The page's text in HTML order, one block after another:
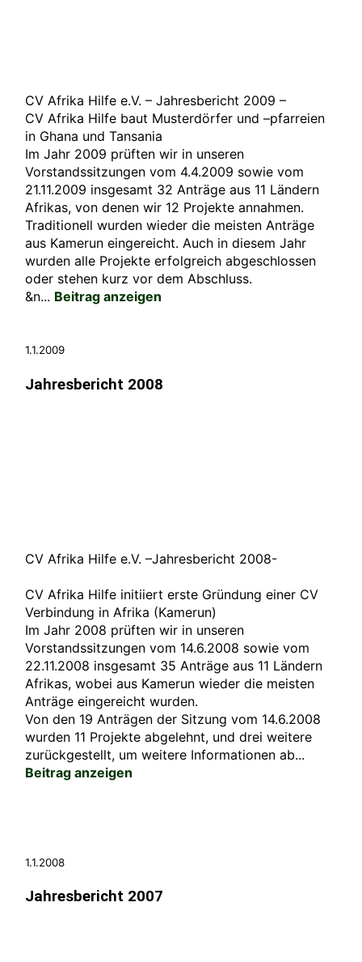
CV Afrika Hilfe e.V. – Jahresbericht 2009 –
CV Afrika Hilfe baut Musterdörfer und –pfarreien
in Ghana und Tansania
Im Jahr 2009 prüften wir in unseren
Vorstandssitzungen vom 4.4.2009 sowie vom
21.11.2009 insgesamt 32 Anträge aus 11 Ländern
Afrikas, von denen wir 12 Projekte annahmen.
Traditionell wurden wieder die meisten Anträge
aus Kamerun eingereicht. Auch in diesem Jahr
wurden alle Projekte erfolgreich abgeschlossen
oder stehen kurz vor dem Abschluss.
&n... Beitrag anzeigen
1.1.2009
Jahresbericht 2008
CV Afrika Hilfe e.V. –Jahresbericht 2008-
CV Afrika Hilfe initiiert erste Gründung einer CV
Verbindung in Afrika (Kamerun)
Im Jahr 2008 prüften wir in unseren
Vorstandssitzungen vom 14.6.2008 sowie vom
22.11.2008 insgesamt 35 Anträge aus 11 Ländern
Afrikas, wobei aus Kamerun wieder die meisten
Anträge eingereicht wurden.
Von den 19 Anträgen der Sitzung vom 14.6.2008
wurden 11 Projekte abgelehnt, und drei weitere
zurückgestellt, um weitere Informationen ab...
Beitrag anzeigen
1.1.2008
Jahresbericht 2007